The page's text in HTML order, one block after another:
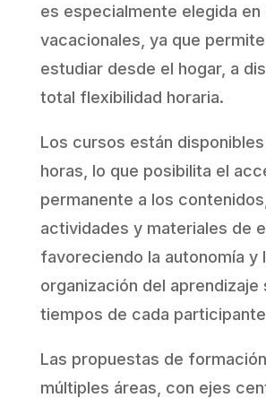
es especialmente elegida en
vacacionales, ya que
estudiar desde el hogar, a
total flexibilidad horaria.
Los cursos están
horas, lo que posibilita el
permanente a los contenidos,
actividades y materiales de
favoreciendo la autonomía y
organización del aprendizaje
tiempos de cada
Las propuestas de
múltiples áreas, con ejes